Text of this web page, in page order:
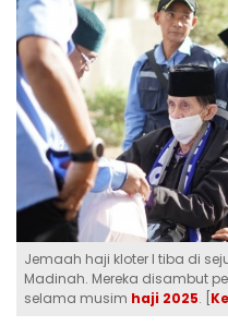
Jemaah haji kloter I tiba di
Madinah. Mereka disambut
selama musim haji 2025. [